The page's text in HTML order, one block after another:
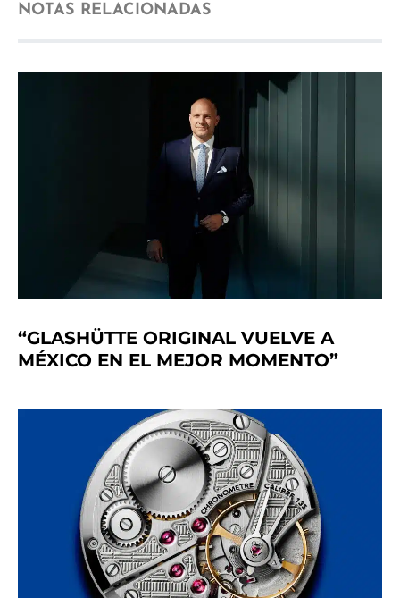
NOTAS RELACIONADAS
“GLASHÜTTE ORIGINAL VUELVE A
MÉXICO EN EL MEJOR MOMENTO”